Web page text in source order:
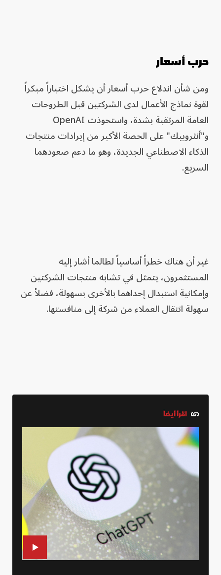
حرب أسعار
ومن شأن اندلاع حرب أسعار أن يشكل اختباراً مبكراً
لقوة نماذج الأعمال لدى الشركتين قبل الطروحات
العامة المرتقبة بشدة، واستحوذت OpenAI
و"أنثروبيك" على الحصة الأكبر من إيرادات منتجات
الذكاء الاصطناعي الجديدة، وهو ما دعم صعودهما
السريع.
غير أن هناك خطراً أساسياً لطالما أشار إليه
المستثمرون، يتمثل في تشابه منتجات الشركتين
وإمكانية استبدال إحداهما بالأخرى بسهولة، فضلاً عن
سهولة انتقال العملاء من شركة إلى منافستها.
اقرأ أيضاً